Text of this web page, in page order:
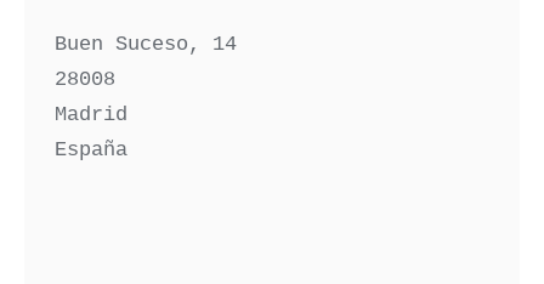
Buen Suceso, 14
28008
Madrid
España